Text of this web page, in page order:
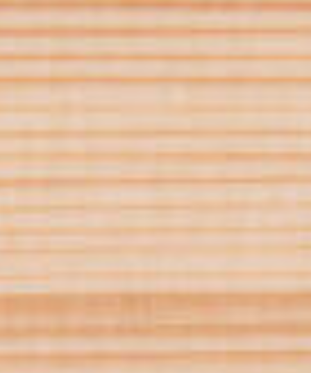
Downloads & Presse
Multimedia
Impressum
Blog
Downloads & Presse
Impressum
Datenschutz